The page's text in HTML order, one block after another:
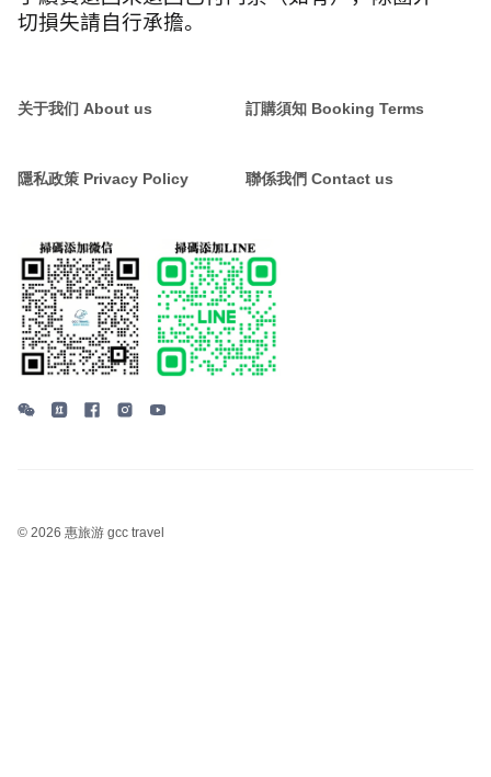
切損失請自行承擔。
关于我们 About us 訂購須知 Booking Terms
隱私政策 Privacy Policy 聯係我們 Contact us
© 2026 惠旅游 gcc travel